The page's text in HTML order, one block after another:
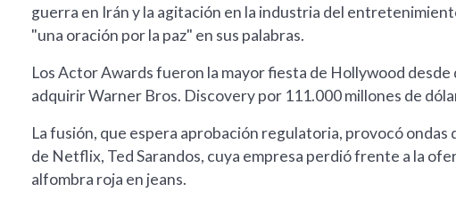
guerra en Irán y la agitación en la industria del
"una oración por la paz" en sus palabras.
Los Actor Awards fueron la mayor fiesta de Hollywood
adquirir Warner Bros. Discovery por 111.000 millones de
La fusión, que espera aprobación regulatoria, provocó
de Netflix, Ted Sarandos, cuya empresa perdió frente a la
alfombra roja en jeans.